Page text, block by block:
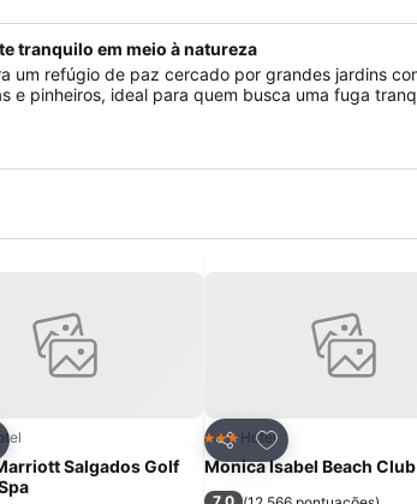
tranquilo em meio à natureza
um refúgio de paz cercado por grandes jardins
e pinheiros, ideal para quem busca uma fuga
aos favoritos
Salgados Golf
Partilhar
Adicionar aos
3 Estrelas
Hotel
Monica Isabel Beach Club